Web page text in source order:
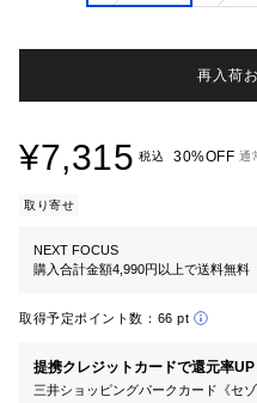
再入荷
¥7,315 税込 30%OFF 通
取り寄せ
NEXT FOCUS
購入合計金額4,990円以上で送料無料
取得予定ポイント数： 66 pt
提携クレジットカードで還元率UP
三井ショッピングパークカード《セ